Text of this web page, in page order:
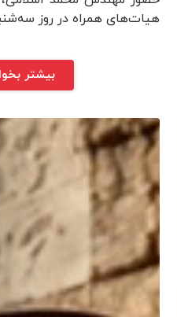
هیات‌های همراه در روز سه‌شنبه 16 بهمن برگزار
بیشتر